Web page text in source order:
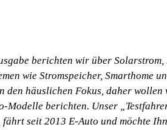
berichten wir über Solarstrom,
wie Stromspeicher, Smarthome
den häuslichen Fokus, daher
Modelle berichten. Unser
fährt seit 2013 E-Auto und möchte